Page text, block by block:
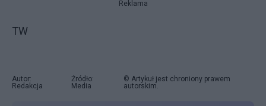
Reklama
TW
Autor:
Redakcja
Źródło:
Media
© Artykuł jest chroniony prawem
autorskim.